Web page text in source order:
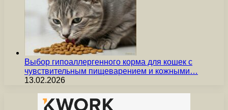
Выбор гипоаллергенного корма для кошек с
чувствительным пищеварением и кожными…
13.02.2026